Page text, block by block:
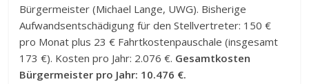
Bürgermeister (Michael Lange, UWG). Bisherige
Aufwandsentschädigung für den Stellvertreter: 150 €
pro Monat plus 23 € Fahrtkostenpauschale (insgesamt
173 €). Kosten pro Jahr: 2.076 €. Gesamtkosten
Bürgermeister pro Jahr: 10.476 €.